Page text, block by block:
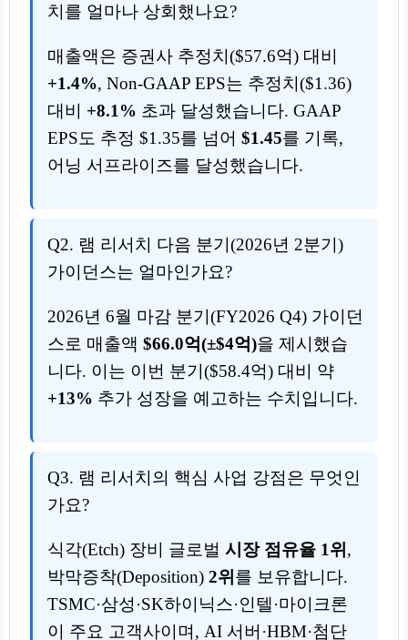
치를 얼마나 상회했나요?
매출액은 증권사 추정치($57.6억) 대비
+1.4%, Non-GAAP EPS는 추정치($1.36)
대비 +8.1% 초과 달성했습니다. GAAP
EPS도 추정 $1.35를 넘어 $1.45를 기록,
어닝 서프라이즈를 달성했습니다.
Q2. 램 리서치 다음 분기(2026년 2분기)
가이던스는 얼마인가요?
2026년 6월 마감 분기(FY2026 Q4) 가이던
스로 매출액 $66.0억(±$4억)을 제시했습
니다. 이는 이번 분기($58.4억) 대비 약
+13% 추가 성장을 예고하는 수치입니다.
Q3. 램 리서치의 핵심 사업 강점은 무엇인
가요?
식각(Etch) 장비 글로벌 시장 점유율 1위 ,
박막증착(Deposition) 2위 를 보유합니다.
TSMC·삼성·SK하이닉스·인텔·마이크론
이 주요 고객사이며, AI 서버·HBM·첨단